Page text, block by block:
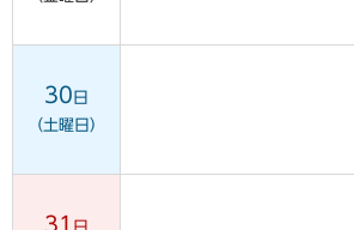
30 日
（土曜日）
31
日